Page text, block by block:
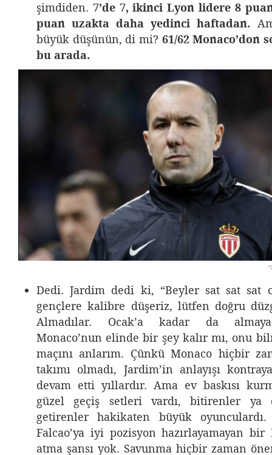
şimdiden. 7’de 7, ikinci Lyon lidere 8
puan uzakta daha yedinci haftadan.
büyük düşünün, di mi? 61/62 Monaco’don
bu arada.
Dedi. Jardim dedi ki, “Beyler sat sat sat
gençlere kalibre düşeriz, lütfen doğru
Almadılar. Ocak’a kadar da
Monaco’nun elinde bir şey kalır mı, onu
maçını anlarım. Çünkü Monaco hiçbir
takımı olmadı, Jardim’in anlayışı
devam etti yıllardır. Ama ev baskısı
güzel geçiş setleri vardı, bitirenler ya
getirenler hakikaten büyük
Falcao’ya iyi pozisyon hazırlayamayan bir
atma şansı yok. Savunma hiçbir zaman